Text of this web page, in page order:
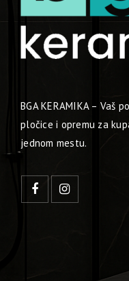
BGA KERAMIKA – Vaš
pločice i opremu za
jednom mestu.